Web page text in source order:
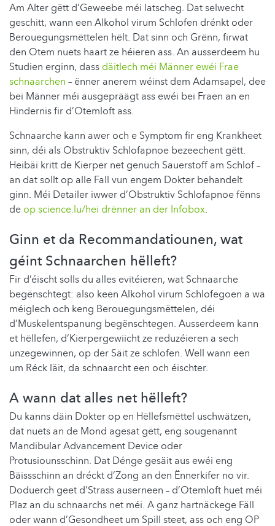
Am Alter gëtt d’Geweebe méi latscheg. Dat selwecht
geschitt, wann een Alkohol virum Schlofen drénkt oder
Berouegungsmëttelen hëlt. Dat sinn och Grënn, firwat
den Otem nuets haart ze héieren ass. An ausserdeem hu
Studien erginn, dass däitlech méi Männer ewéi Frae
schnaarchen – ënner anerem wéinst dem Adamsapel, dee
bei Männer méi ausgepräägt ass ewéi bei Fraen an en
Hindernis fir d’Otemloft ass.
Schnaarche kann awer och e Symptom fir eng Krankheet
sinn, déi als Obstruktiv Schlofapnoe bezeechent gëtt.
Heibäi kritt de Kierper net genuch Sauerstoff am Schlof –
an dat sollt op alle Fall vun engem Dokter behandelt
ginn. Méi Detailer iwwer d’Obstruktiv Schlofapnoe fënns
de op science.lu/hei drënner an der Infobox.
Ginn et da Recommandatiounen, wat
géint Schnaarchen hëlleft?
Fir d’éischt solls du alles evitéieren, wat Schnaarche
begënschtegt: also keen Alkohol virum Schlofegoen a wa
méiglech och keng Berouegungsmëttelen, déi
d’Muskelentspanung begënschtegen. Ausserdeem kann
et hëllefen, d’Kierpergewiicht ze reduzéieren a sech
unzegewinnen, op der Säit ze schlofen. Well wann een
um Réck läit, da schnaarcht een och éischter.
A wann dat alles net hëlleft?
Du kanns däin Dokter op en Hëllefsmëttel uschwätzen,
dat nuets an de Mond agesat gëtt, eng sougenannt
Mandibular Advancement Device oder
Protusiounsschinn. Dat Dénge gesäit aus ewéi eng
Bäissschinn an dréckt d’Zong an den Ënnerkifer no vir.
Doduerch geet d’Strass auserneen – d’Otemloft huet méi
Plaz an du schnaarchs net méi. A ganz hartnäckege Fäll
oder wann d’Gesondheet um Spill steet, ass och eng OP